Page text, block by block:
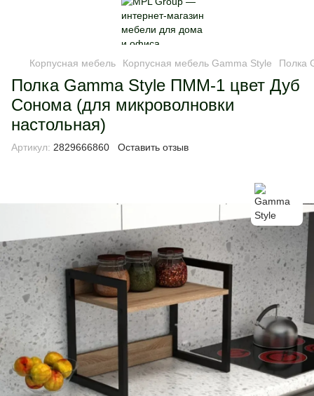
Корпусная мебель Корпусная мебель Gamma Style Полка
Полка Gamma Style ПММ-1 цвет Дуб
Сонома (для микроволновки
настольная)
Артикул: 2829666860 Оставить отзыв